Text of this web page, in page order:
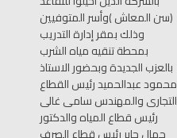
(سن المعاش )وأسر المتوفيين
وذلك بمقر إدارة التدريب
بمحطة تنقيه مياه الشرب
بالعزب الجديدة وبحضور الاستاذ
محمود عبدالحميد رئيس القطاع
التجارى والمهندس سامى غالى
رئيس قطاع المياه والدكتور